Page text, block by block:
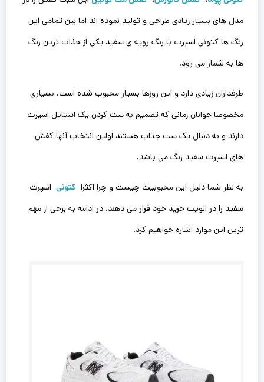
مدل های بسیار زیادی طراحی و تولید نموده اند اما بین تمامی این
رنگ ها کتونی اسپرت با رنگ رویه ی سفید یکی از جذاب ترین رنگ
ها به شمار می رود.
طرفداران زیادی دارد و این روزها بسیار محبوب شده است. بسیاری
مخصوصا جوانان زمانی که تصمیم به ست کردن یک استایل اسپرت
دارند و به دنبال یک ست جذاب هستند اولین انتخاب آنها کفش
های اسپرت سفید رنگ می باشد.
به نظر شما دلیل این محبوبیت چیست و چرا اکثرا کتونی اسپرت
سفید را در الویت خرید خود قرار می دهند. در ادامه به برخی از مهم
ترین این موارد اشاره خواهیم کرد.